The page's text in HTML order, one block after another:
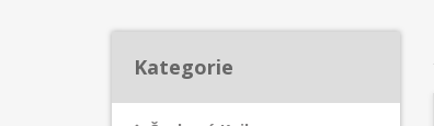
Kategorie